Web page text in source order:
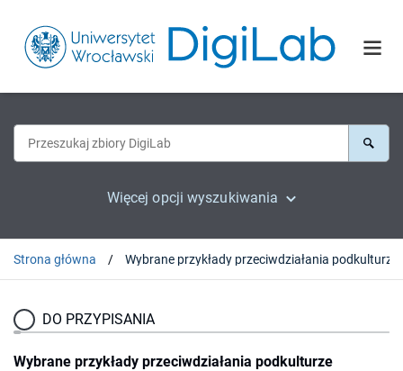
Więcej opcji wyszukiwania
Strona główna
DO PRZYPISANIA
Wybrane przykłady przeciwdziałania podkulturze